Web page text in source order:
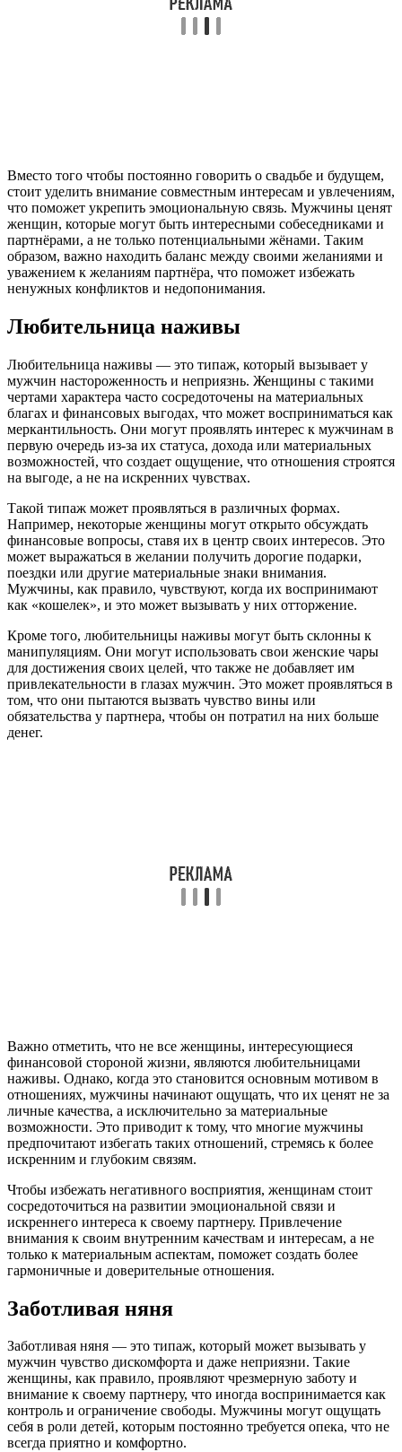
Вместо того чтобы постоянно говорить о свадьбе и будущем,
стоит уделить внимание совместным интересам и увлечениям,
что поможет укрепить эмоциональную связь. Мужчины ценят
женщин, которые могут быть интересными собеседниками и
партнёрами, а не только потенциальными жёнами. Таким
образом, важно находить баланс между своими желаниями и
уважением к желаниям партнёра, что поможет избежать
ненужных конфликтов и недопонимания.
Любительница наживы
Любительница наживы — это типаж, который вызывает у
мужчин настороженность и неприязнь. Женщины с такими
чертами характера часто сосредоточены на материальных
благах и финансовых выгодах, что может восприниматься как
меркантильность. Они могут проявлять интерес к мужчинам в
первую очередь из-за их статуса, дохода или материальных
возможностей, что создает ощущение, что отношения строятся
на выгоде, а не на искренних чувствах.
Такой типаж может проявляться в различных формах.
Например, некоторые женщины могут открыто обсуждать
финансовые вопросы, ставя их в центр своих интересов. Это
может выражаться в желании получить дорогие подарки,
поездки или другие материальные знаки внимания.
Мужчины, как правило, чувствуют, когда их воспринимают
как «кошелек», и это может вызывать у них отторжение.
Кроме того, любительницы наживы могут быть склонны к
манипуляциям. Они могут использовать свои женские чары
для достижения своих целей, что также не добавляет им
привлекательности в глазах мужчин. Это может проявляться в
том, что они пытаются вызвать чувство вины или
обязательства у партнера, чтобы он потратил на них больше
денег.
Важно отметить, что не все женщины, интересующиеся
финансовой стороной жизни, являются любительницами
наживы. Однако, когда это становится основным мотивом в
отношениях, мужчины начинают ощущать, что их ценят не за
личные качества, а исключительно за материальные
возможности. Это приводит к тому, что многие мужчины
предпочитают избегать таких отношений, стремясь к более
искренним и глубоким связям.
Чтобы избежать негативного восприятия, женщинам стоит
сосредоточиться на развитии эмоциональной связи и
искреннего интереса к своему партнеру. Привлечение
внимания к своим внутренним качествам и интересам, а не
только к материальным аспектам, поможет создать более
гармоничные и доверительные отношения.
Заботливая няня
Заботливая няня — это типаж, который может вызывать у
мужчин чувство дискомфорта и даже неприязни. Такие
женщины, как правило, проявляют чрезмерную заботу и
внимание к своему партнеру, что иногда воспринимается как
контроль и ограничение свободы. Мужчины могут ощущать
себя в роли детей, которым постоянно требуется опека, что не
всегда приятно и комфортно.